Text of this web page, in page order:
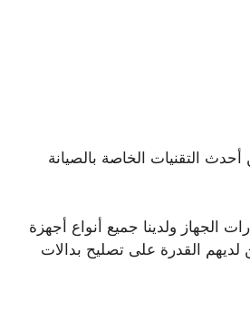
التقنيات الخاصة بالصيانة
الجهاز ولدينا جميع أنواع أجهزة
لديهم القدرة على تصليح بدالات